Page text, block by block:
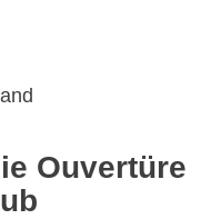
Ouvertüre